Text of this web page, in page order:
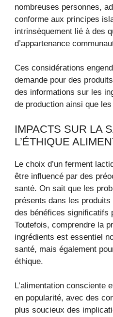
nombreuses personnes,
conforme aux principes
intrinsèquement lié à des
d’appartenance
Ces considérations
demande pour des
des informations sur les
de production ainsi que
IMPACTS SUR LA
L’ÉTHIQUE
Le choix d’un ferment
être influencé par des
santé. On sait que les
présents dans les
des bénéfices significatifs
Toutefois, comprendre la
ingrédients est essentiel
santé, mais également
éthique.
L’alimentation consciente
en popularité, avec des
plus soucieux des